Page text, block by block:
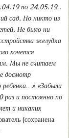
по 24.05.19 .
сад. Но никто из
Не было ни
желудка
хочется
Мы не считаем
досмотр
ребенка…» «Забыли
раз и постоянно по
и никаких
(сохранена